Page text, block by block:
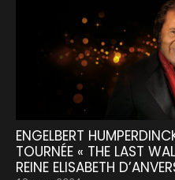
ENGELBERT
TOURNÉE « THE LAST
REINE ELISABETH